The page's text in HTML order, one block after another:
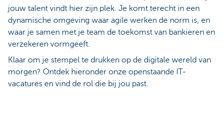
jouw talent vindt hier zijn plek. Je komt terecht in een
dynamische omgeving waar agile werken de norm is, en
waar je samen met je team de toekomst van bankieren en
verzekeren vormgeeft.
Klaar om je stempel te drukken op de digitale wereld van
morgen? Ontdek hieronder onze openstaande IT-
vacatures en vind de rol die bij jou past.